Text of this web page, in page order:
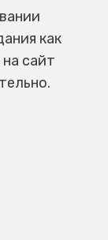
как
сайт